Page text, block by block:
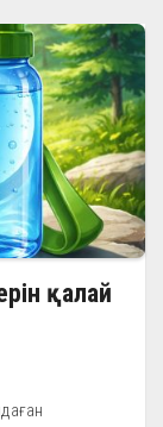
қалай